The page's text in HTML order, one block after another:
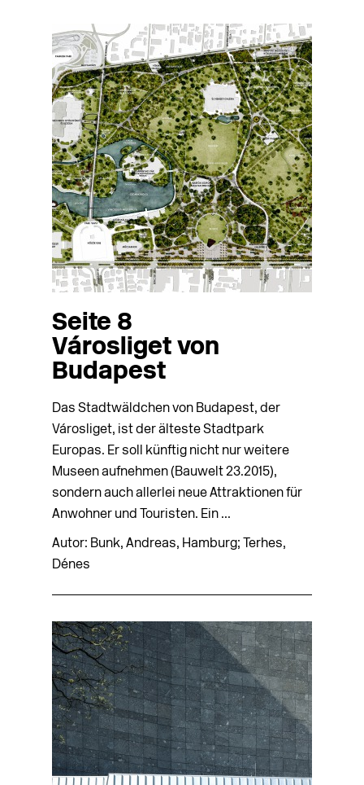
Seite 8
Városliget von
Budapest
Das Stadtwäldchen von Budapest, der
Városliget, ist der älteste Stadtpark
Europas. Er soll künftig nicht nur weitere
Museen aufnehmen (Bauwelt 23.2015),
sondern auch al­lerlei neue Attraktionen für
Anwohner und Touristen. Ein ...
Autor: Bunk, Andreas, Hamburg; Terhes,
Dénes